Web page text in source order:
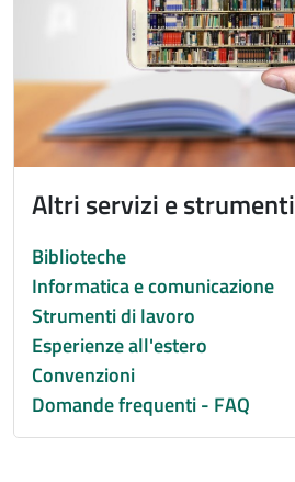
Altri servizi e strumenti
Biblioteche
Informatica e comunicazione
Strumenti di lavoro
Esperienze all'estero
Convenzioni
Domande frequenti - FAQ